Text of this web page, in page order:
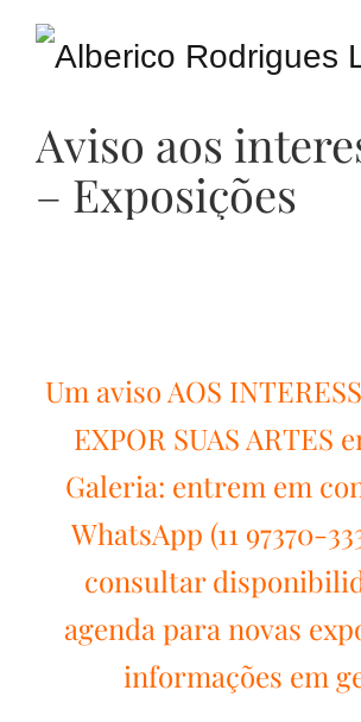
Skip
content
Aviso aos
– Exposições
Um aviso AOS
EXPOR SUAS ARTES
Galeria: entrem em
WhatsApp (11 97370-
consultar
agenda para novas
informações em